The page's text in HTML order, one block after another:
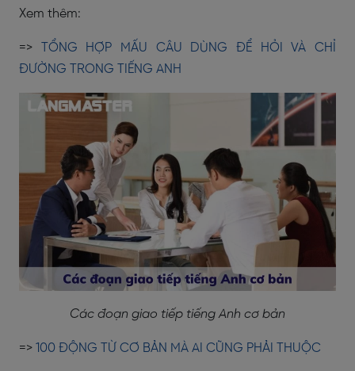
Xem thêm:
=>
TỔNG HỢP MẤU CÂU DÙNG ĐỂ HỎI VÀ CHỈ
ĐƯỜNG TRONG TIẾNG ANH
Các đoạn giao tiếp tiếng Anh cơ bản
=> 100 ĐỘNG TỪ CƠ BẢN MÀ AI CŨNG PHẢI THUỘC